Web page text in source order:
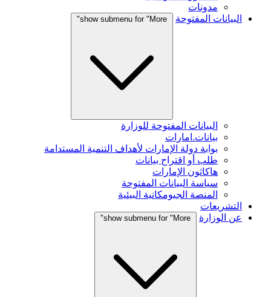
مدونات
البيانات المفتوحة
show submenu for "More"
البيانات المفتوحة للوزارة
بيانات.امارات
بوابة دولة الإمارات لأهداف التنمية المستدامة
طلب أو اقتراح بيانات
هاكاثون الإمارات
سياسة البيانات المفتوحة
المنصة الجيومكانية البيئية
التشريعات
عن الوزارة
show submenu for "More"